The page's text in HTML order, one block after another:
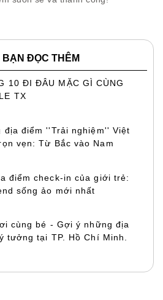
BẠN ĐỌC THÊM
10 ĐI ĐÂU MẶC GÌ CÙNG
TX
địa điểm ''Trải nghiệm'' Việt
vẹn: Từ Bắc vào Nam
điểm check-in của giới trẻ:
sống ảo mới nhất
cùng bé - Gợi ý những địa
tưởng tại TP. Hồ Chí Minh.